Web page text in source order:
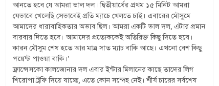
আনতে হবে যে আমরা ভাল দল। দ্বিতীয়ার্ধের প্রথম ১৫ মিনিট আমরা
যেভাবে খেলেছি সেভাবেই প্রতি ম্যাচে খেলতে চাই। এবারের মৌসুমে
আমাদের ধারাবাহিকতার অভাব ছিল। আমরা একটি ভাল দল, এটার প্রমান
বারবার দিতে হবে। আমাদের প্রত্যেককেই অতিরিক্ত কিছু দিতে হবে।
কারন মৌসুম শেষ হতে আর মাত্র সাত ম্যাচ বাকি আছে। এখনো বেশ কিছু
পয়েন্ট পাওয়া বাকি।’
ফ্রান্সেসকো কালজোনার দল এবার ইন্টার মিলানের কাছে তাদের লিগ
শিরোপা ট্রফি দিয়ে যাচ্ছে, এতে কোন সন্দেহ নেই। শীর্ষ চারের সর্বশেষ